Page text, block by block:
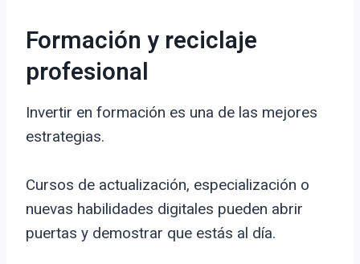
Formación y reciclaje
profesional
Invertir en formación es una de las mejores
estrategias.
Cursos de actualización, especialización o
nuevas habilidades digitales pueden abrir
puertas y demostrar que estás al día.